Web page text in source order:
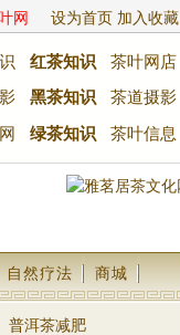
网 设为首页 加入收藏
红茶知识
茶叶网店
黑茶知识 茶道摄影
绿茶知识 茶叶信息
自然疗法 商城
普洱茶减肥